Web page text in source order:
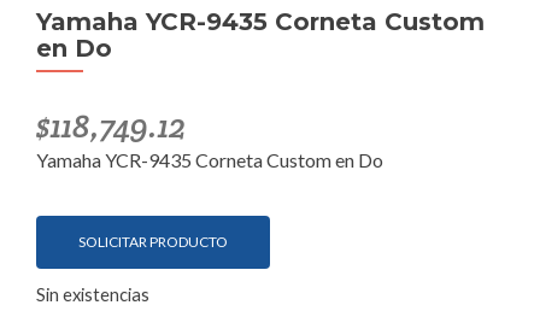
Yamaha YCR-9435 Corneta Custom
en Do
$118,749.12
Yamaha YCR-9435 Corneta Custom en Do
SOLICITAR PRODUCTO
Sin existencias